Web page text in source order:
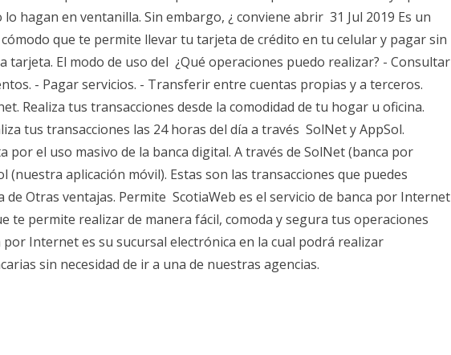
hagan en ventanilla. Sin embargo, ¿ conviene abrir 31 Jul 2019 Es un
que te permite llevar tu tarjeta de crédito en tu celular y pagar sin
tarjeta. El modo de uso del ¿Qué operaciones puedo realizar? - Consultar
- Pagar servicios. - Transferir entre cuentas propias y a terceros.
Realiza tus transacciones desde la comodidad de tu hogar u oficina.
tus transacciones las 24 horas del día a través SolNet y AppSol.
por el uso masivo de la banca digital. A través de SolNet (banca por
(nuestra aplicación móvil). Estas son las transacciones que puedes
de Otras ventajas. Permite ScotiaWeb es el servicio de banca por Internet
te permite realizar de manera fácil, comoda y segura tus operaciones
por Internet es su sucursal electrónica en la cual podrá realizar
sin necesidad de ir a una de nuestras agencias.